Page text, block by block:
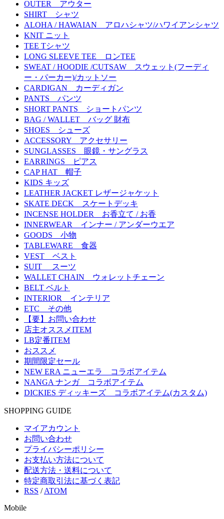
OUTER アウター
SHIRT シャツ
ALOHA / HAWAIAN アロハシャツ/ハワイアンシャツ
KNIT ニット
TEE Tシャツ
LONG SLEEVE TEE ロンTEE
SWEAT / HOODIE /CUTSAW スウェット(フーディ
ー・パーカー)/カットソー
CARDIGAN カーディガン
PANTS パンツ
SHORT PANTS ショートパンツ
BAG / WALLET バッグ 財布
SHOES シューズ
ACCESSORY アクセサリー
SUNGLASSES 眼鏡・サングラス
EARRINGS ピアス
CAP HAT 帽子
KIDS キッズ
LEATHER JACKET レザージャケット
SKATE DECK スケートデッキ
INCENSE HOLDER お香立て / お香
INNERWEAR インナー / アンダーウエア
GOODS 小物
TABLEWARE 食器
VEST ベスト
SUIT スーツ
WALLET CHAIN ウォレットチェーン
BELT ベルト
INTERIOR インテリア
ETC その他
【要】お問い合わせ
店主オススメITEM
LB定番ITEM
おススメ
期間限定セール
NEW ERA ニューエラ コラボアイテム
NANGA ナンガ コラボアイテム
DICKIES ディッキーズ コラボアイテム(カスタム)
SHOPPING GUIDE
マイアカウント
お問い合わせ
プライバシーポリシー
お支払い方法について
配送方法・送料について
特定商取引法に基づく表記
RSS /ATOM
Mobile